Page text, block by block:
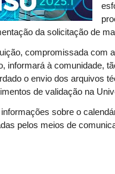
da solicitação de
compromissada com
informará à comunidade,
o envio dos arquivos
de validação na
sobre o
pelos meios de